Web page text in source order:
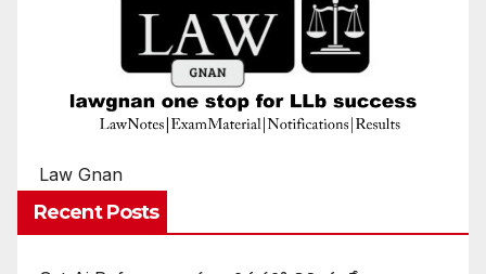
Law Gnan
Recent Posts